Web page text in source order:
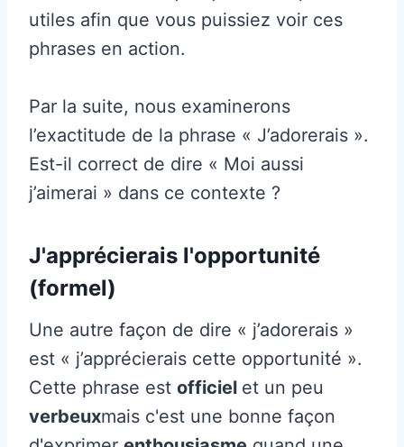
utiles afin que vous puissiez voir ces
phrases en action.
Par la suite, nous examinerons
l’exactitude de la phrase « J’adorerais ».
Est-il correct de dire « Moi aussi
j’aimerai » dans ce contexte ?
J'apprécierais l'opportunité
(formel)
Une autre façon de dire « j’adorerais »
est « j’apprécierais cette opportunité ».
Cette phrase est officiel et un peu
verbeuxmais c'est une bonne façon